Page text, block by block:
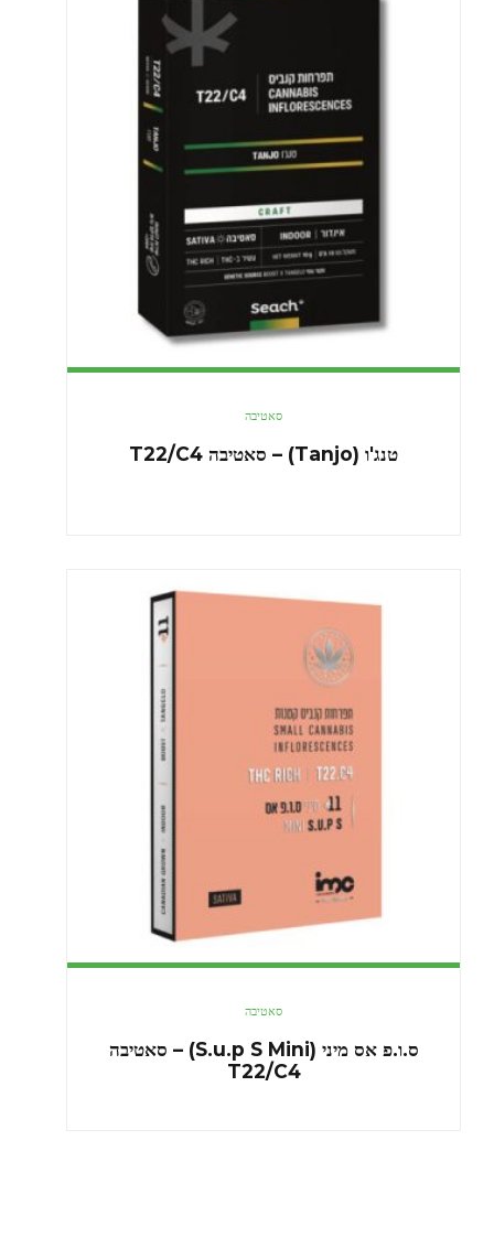
סאטיבה
טנג'ו (Tanjo) – סאטיבה T22/C4
סאטיבה
ס.ו.פ אס מיני (S.u.p S Mini) – סאטיבה
T22/C4